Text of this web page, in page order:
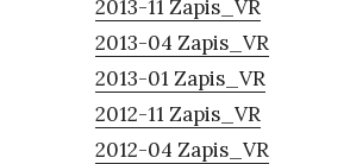
2013-11 Zapis_VR
2013-04 Zapis_VR
2013-01 Zapis_VR
2012-11 Zapis_VR
2012-04 Zapis_VR